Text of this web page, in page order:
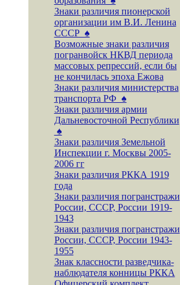
Знаки различия пионерской
организации им В.И. Ленина
СССР ♠
Возможные знаки различия
погранвойск НКВД периода
массовых репрессий, если бы
не кончилась эпоха Ежова
Знаки различия министерства
транспорта РФ ♠
Знаки различия армии
Дальневосточной Республики
♠
Знаки различия Земельной
Инспекции г. Москвы 2005-
2006 гг
Знаки различия РККА 1919
года
Знаки различия погранстражи
России, СССР, России 1919-
1943
Знаки различия погранстражи
России, СССР, России 1943-
1955
Знак классности разведчика-
наблюдателя конницы РККА